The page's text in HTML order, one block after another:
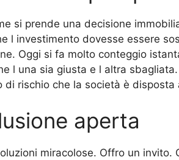
si prende una decisione
l investimento dovesse essere
Oggi si fa molto conteggio
l una sia giusta e l altra
di rischio che la società è disposta
aperta
miracolose. Offro un